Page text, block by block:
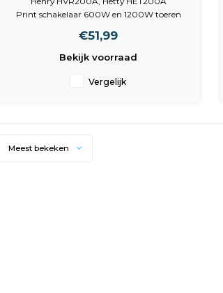
Print schakelaar 600W en 1200W toeren
Autosave
321990
HARRY Afmetingen
€51,99
Bekijk voorraad
Vergelijk
Meest bekeken